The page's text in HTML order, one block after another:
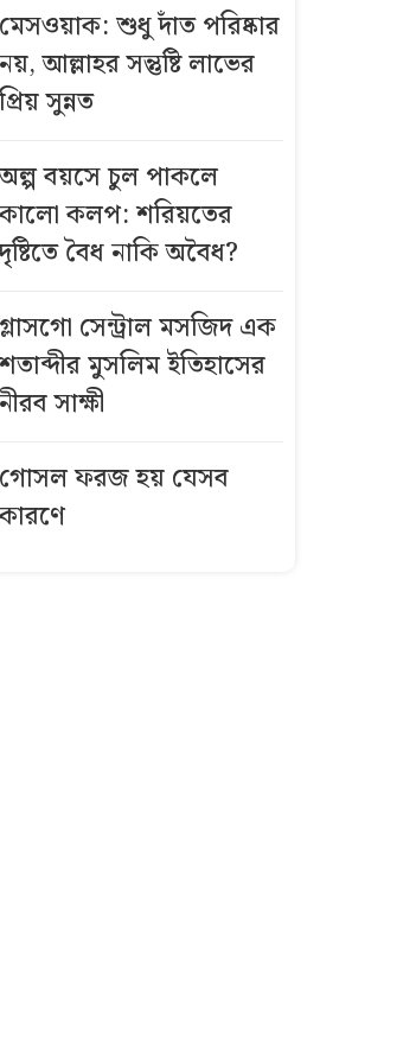
মসজিদের মাইক
নিয়ে অমিত
বিমানবন্দরে
ভিআইপি-
সবাইকে তল্লাশির
নির্দেশ
ফুলেল শুভেচ্ছা
মেসওয়াক: শুধু দাঁত পরিষ্কার
আল্লাহর সন্তুষ্টি লাভের
সুন্নত
বয়সে চুল পাকলে
কলপ: শরিয়তের
বৈধ নাকি অবৈধ?
গ্লাসগো সেন্ট্রাল মসজিদ এক
মুসলিম ইতিহাসের
সাক্ষী
গোসল ফরজ হয় যেসব